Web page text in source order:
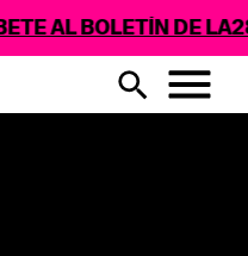
AL BOLETÍN DE LA28